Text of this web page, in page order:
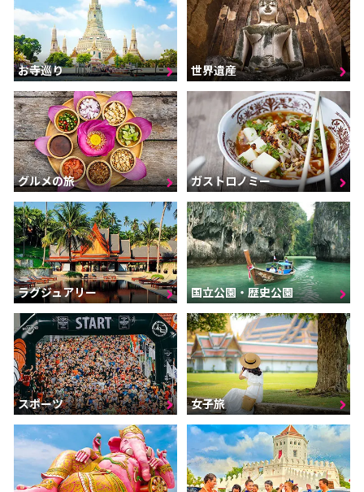
お寺巡り 世界遺産
グルメの旅 ガストロノミー
ラグジュアリー 国立公園・歴史公園
スポーツ 女子旅